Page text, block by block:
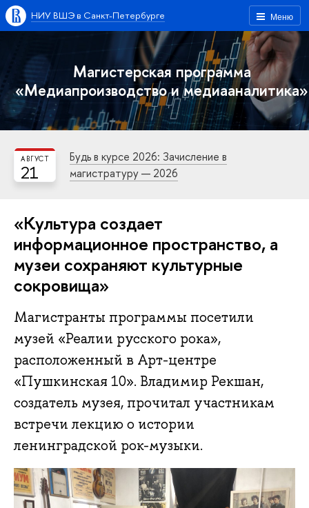
Меню
НИУ ВШЭ в Санкт-Петербурге
Магистерская программа
«Медиапроизводство и медиааналитика»
21
АВГУСТ
Будь в курсе 2026: Зачисление в
магистратуру — 2026
«Культура создает
информационное пространство, а
музеи сохраняют культурные
сокровища»
Магистранты программы посетили
музей «Реалии русского рока»,
расположенный в Арт-центре
«Пушкинская 10». Владимир Рекшан,
создатель музея, прочитал участникам
встречи лекцию о истории
ленинградской рок-музыки.